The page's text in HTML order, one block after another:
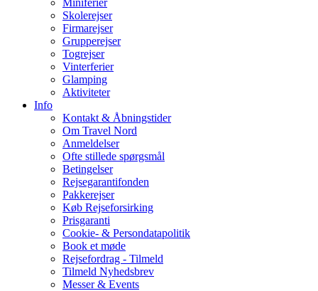
Miniferier
Skolerejser
Firmarejser
Grupperejser
Togrejser
Vinterferier
Glamping
Aktiviteter
Info
Kontakt & Åbningstider
Om Travel Nord
Anmeldelser
Ofte stillede spørgsmål
Betingelser
Rejsegarantifonden
Pakkerejser
Køb Rejseforsirking
Prisgaranti
Cookie- & Persondatapolitik
Book et møde
Rejsefordrag - Tilmeld
Tilmeld Nyhedsbrev
Messer & Events